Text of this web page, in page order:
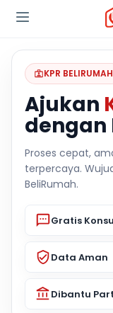
KPR BELIRUMAH
Ajukan
dengan
Proses cepat,
terpercaya.
BeliRumah.
Gratis
Data Aman
Dibantu